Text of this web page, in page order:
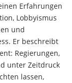
Erfahrungen
Lobbyismus
und
Er beschreibt
Regierungen,
unter Zeitdruck
lassen,